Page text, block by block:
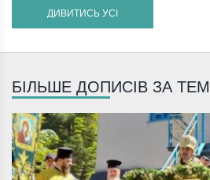
ДИВИТИСЬ УСІ
БІЛЬШЕ ДОПИСІВ ЗА